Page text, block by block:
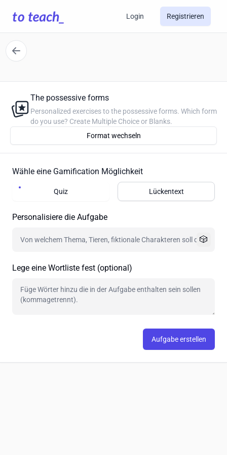
Login Registrieren
The possessive forms
Personalized exercises to the possessive forms. Which form
do you use? Create Multiple Choice or Blanks.
Format wechseln
Wähle eine Gamification Möglichkeit
Quiz Lückentext
Personalisiere die Aufgabe
🎲
Lege eine Wortliste fest (optional)
Aufgabe erstellen